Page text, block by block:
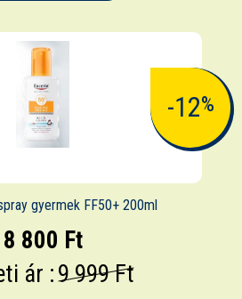
-12%
Eucerin Sun spray gyermek FF50+ 200ml
8 800 Ft
ár :9 999 Ft